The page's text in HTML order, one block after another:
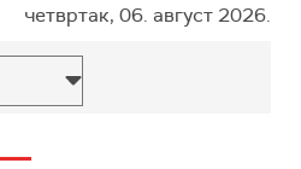
четвртак, 06. август 2026.